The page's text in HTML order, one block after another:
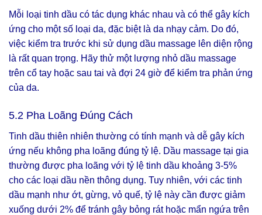
Mỗi loại tinh dầu có tác dụng khác nhau và có thể gây kích
ứng cho một số loại da, đặc biệt là da nhạy cảm. Do đó,
việc kiểm tra trước khi sử dụng dầu massage lên diện rộng
là rất quan trọng. Hãy thử một lượng nhỏ dầu massage
trên cổ tay hoặc sau tai và đợi 24 giờ để kiểm tra phản ứng
của da.
5.2 Pha Loãng Đúng Cách
Tinh dầu thiên nhiên thường có tính mạnh và dễ gây kích
ứng nếu không pha loãng đúng tỷ lệ. Dầu massage tại gia
thường được pha loãng với tỷ lệ tinh dầu khoảng 3-5%
cho các loại dầu nền thông dụng. Tuy nhiên, với các tinh
dầu mạnh như ớt, gừng, vỏ quế, tỷ lệ này cần được giảm
xuống dưới 2% để tránh gây bỏng rát hoặc mẩn ngứa trên